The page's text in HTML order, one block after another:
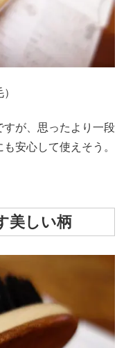
が、思ったより一段
安心して使えそう。
美しい柄